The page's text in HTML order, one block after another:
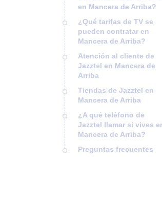
en Mancera de Arriba?
¿Qué tarifas de TV se
pueden contratar en
Mancera de Arriba?
Atención al cliente de
Jazztel en Mancera de
Arriba
Tiendas de Jazztel en
Mancera de Arriba
¿A qué teléfono de
Jazztel llamar si vives
Mancera de Arriba?
Preguntas frecuentes